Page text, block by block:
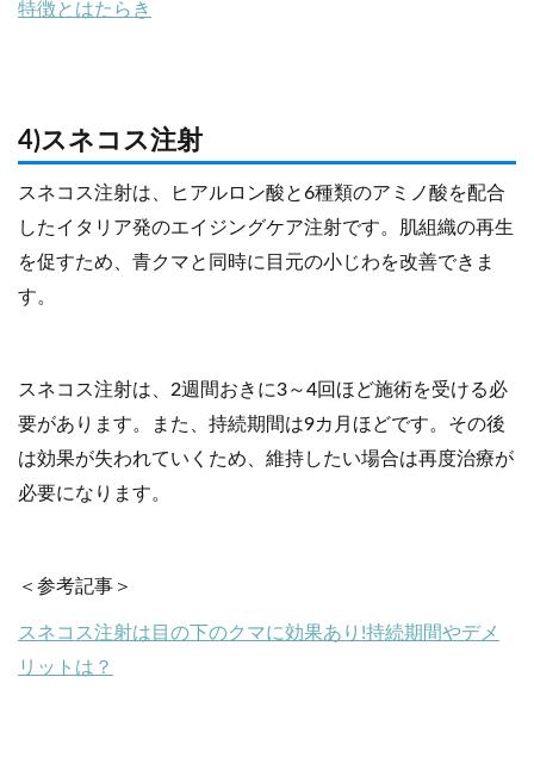
特徴とはたらき
4)スネコス注射
スネコス注射は、ヒアルロン酸と6種類のアミノ酸を配合
したイタリア発のエイジングケア注射です。肌組織の再生
を促すため、青クマと同時に目元の小じわを改善できま
す。
スネコス注射は、2週間おきに3～4回ほど施術を受ける必
要があります。また、持続期間は9カ月ほどです。その後
は効果が失われていくため、維持したい場合は再度治療が
必要になります。
＜参考記事＞
スネコス注射は目の下のクマに効果あり!持続期間やデメ
リットは？